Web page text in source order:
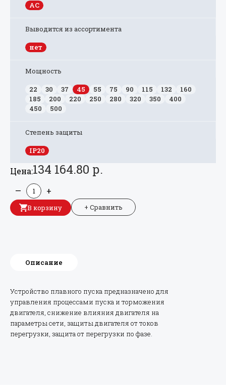
AC
Выводится из ассортимента
нет
Мощность
22
30 37 45 55 75 90 115 132
160
185
200 220 250 280 320 350
400
450
500
Степень защиты
IP20
Цена:134 164.80 р.
— +
В корзину + Сравнить
Описание
Устройство плавного пуска предназначено для
управления процессами пуска и торможения
двигателя, снижение влияния двигателя на
параметры сети, защиты двигателя от токов
перегрузки, защита от перегрузки по фазе.